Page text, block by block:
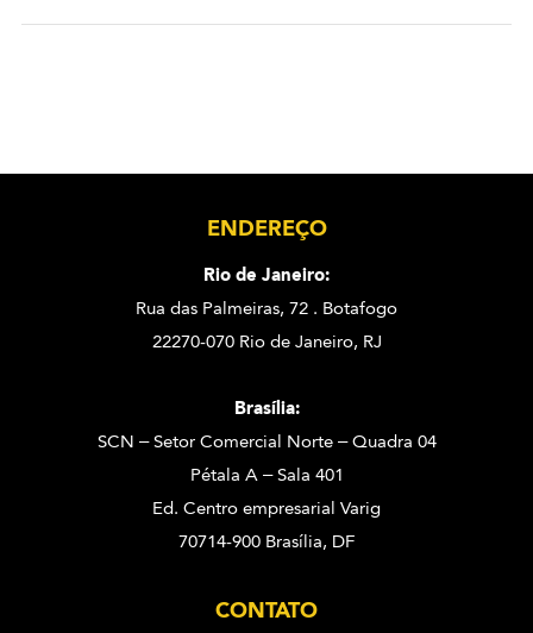
ENDEREÇO
Rio de Janeiro:
Rua das Palmeiras, 72 . Botafogo
22270-070 Rio de Janeiro, RJ
Brasília:
SCN – Setor Comercial Norte – Quadra 04
Pétala A – Sala 401
Ed. Centro empresarial Varig
70714-900 Brasília, DF
CONTATO